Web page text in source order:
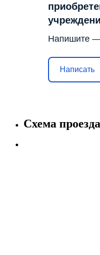
Напишите
Написать
Схема проезда